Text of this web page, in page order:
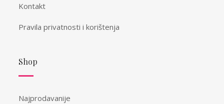
Kontakt
Pravila privatnosti i korištenja
Shop
Najprodavanije